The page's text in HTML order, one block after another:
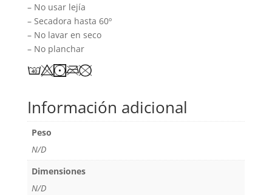
– No usar lejía
– Secadora hasta 60º
– No lavar en seco
– No planchar
Información adicional
Peso
N/D
Dimensiones
N/D